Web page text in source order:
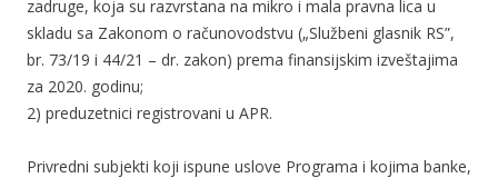
zadruge, koja su razvrstana na mikro i mala pravna lica u
skladu sa Zakonom o računovodstvu („Službeni glasnik RS”,
br. 73/19 i 44/21 – dr. zakon) prema finansijskim izveštajima
za 2020. godinu;
2) preduzetnici registrovani u APR.
Privredni subjekti koji ispune uslove Programa i kojima banke,